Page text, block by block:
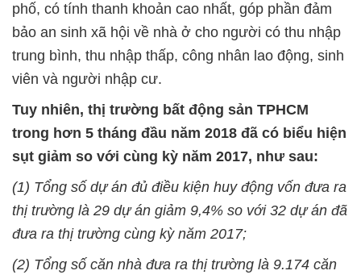
phố, có tính thanh khoản cao nhất, góp phần đảm
bảo an sinh xã hội về nhà ở cho người có thu nhập
trung bình, thu nhập thấp, công nhân lao động, sinh
viên và người nhập cư.
Tuy nhiên, thị trường bất động sản TPHCM
trong hơn 5 tháng đầu năm 2018 đã có biểu hiện
sụt giảm so với cùng kỳ năm 2017, như sau:
(1) Tổng số dự án đủ điều kiện huy động vốn đưa ra
thị trường là 29 dự án giảm 9,4% so với 32 dự án đã
đưa ra thị trường cùng kỳ năm 2017;
(2) Tổng số căn nhà đưa ra thị trường là 9.174 căn